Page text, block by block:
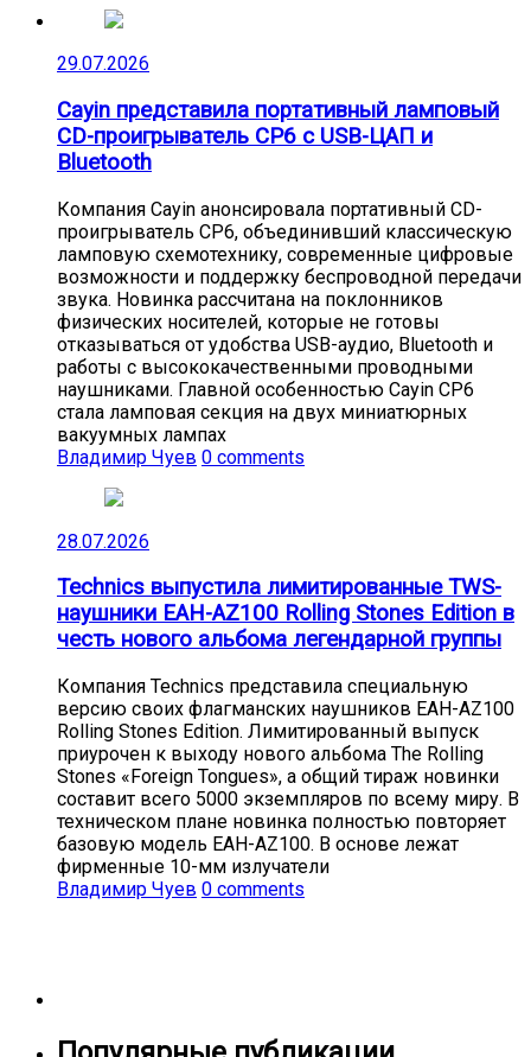
29.07.2026
Cayin представила портативный ламповый
CD-проигрыватель CP6 с USB-ЦАП и
Bluetooth
Компания Cayin анонсировала портативный CD-
проигрыватель CP6, объединивший классическую
ламповую схемотехнику, современные цифровые
возможности и поддержку беспроводной передачи
звука. Новинка рассчитана на поклонников
физических носителей, которые не готовы
отказываться от удобства USB-аудио, Bluetooth и
работы с высококачественными проводными
наушниками. Главной особенностью Cayin CP6
стала ламповая секция на двух миниатюрных
вакуумных лампах
Владимир Чуев 0 comments
28.07.2026
Technics выпустила лимитированные TWS-
наушники EAH-AZ100 Rolling Stones Edition в
честь нового альбома легендарной группы
Компания Technics представила специальную
версию своих флагманских наушников EAH-AZ100
Rolling Stones Edition. Лимитированный выпуск
приурочен к выходу нового альбома The Rolling
Stones «Foreign Tongues», а общий тираж новинки
составит всего 5000 экземпляров по всему миру. В
техническом плане новинка полностью повторяет
базовую модель EAH-AZ100. В основе лежат
фирменные 10-мм излучатели
Владимир Чуев 0 comments